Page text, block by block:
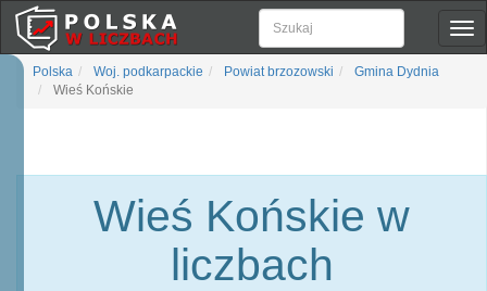
Polska Woj. podkarpackie Powiat brzozowski
Gmina Dydnia
Wieś Końskie
Wieś Końskie w
liczbach